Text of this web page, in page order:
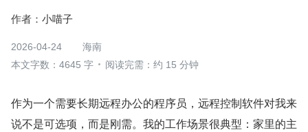
作者： 小喵子
2026-04-24
海南
本文字数：4645 字
阅读完需：约 15 分钟
作为一个需要长期远程办公的程序员，远程控制软件对我来
说不是可选项，而是刚需。我的工作场景很典型：家里的主